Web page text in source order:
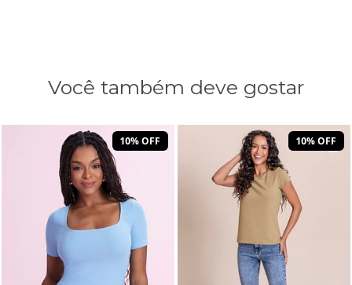
Você também deve gostar
10% OFF 10% OFF